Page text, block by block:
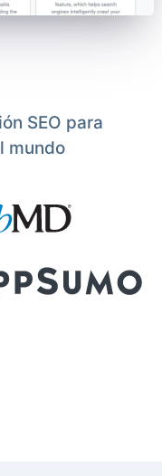
SEO para
mundo